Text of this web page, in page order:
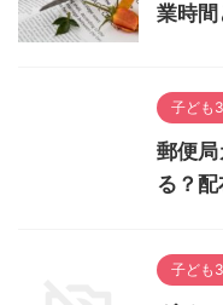
業時
子ども
郵便
る？
子ども